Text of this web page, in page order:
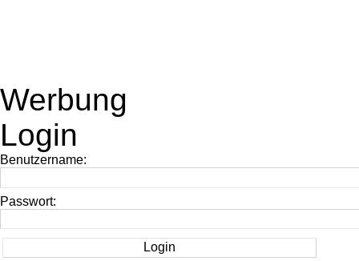
Werbung
Login
Benutzername:
Passwort: